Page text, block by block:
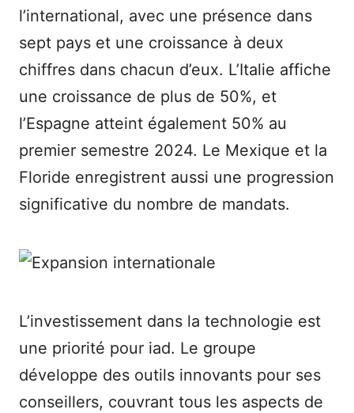
l’international, avec une présence dans
sept pays et une croissance à deux
chiffres dans chacun d’eux. L’Italie affiche
une croissance de plus de 50%, et
l’Espagne atteint également 50% au
premier semestre 2024. Le Mexique et la
Floride enregistrent aussi une progression
significative du nombre de mandats.
L’investissement dans la technologie est
une priorité pour iad. Le groupe
développe des outils innovants pour ses
conseillers, couvrant tous les aspects de